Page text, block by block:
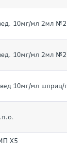
10мг/мл 2мл
10мг/мл 2мл
10мг/мл
Х5